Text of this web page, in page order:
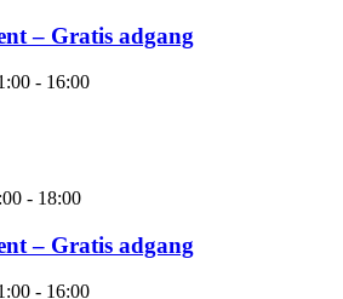
– Gratis adgang
- 16:00
- 18:00
– Gratis adgang
- 16:00